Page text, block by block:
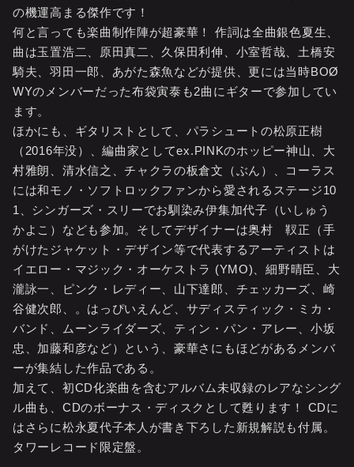
の機運高まる傑作です！
何と言っても楽曲制作陣が超豪華！ 作詞は全曲銀色夏生、
曲は玉置浩二、原田真二、久保田利伸、小室哲哉、土橋安
騎夫、羽田一郎、あがた森魚などが提供、更には当時BOØ
WYのメンバーだった布袋寅泰も2曲にギターで参加してい
ます。
ほかにも、ギタリストとして、パラシュートの松原正樹
（2016年没）、編曲家としてex.PINKのホッピー神山、大
村雅朗、清水信之、チャクラの板倉文（ぶん）、コーラス
には和モノ・ソフトロックファンから愛されるステージ10
1、シンガーズ・スリーでお馴染み伊集加代子（いしゅう
かよこ）なども参加。そしてデザイナーは奥村 靫正（手
がけたジャケット・デザイン等で代表するアーティストは
イエロー・マジック・オーケストラ (YMO)、細野晴臣、大
瀧詠一、ピンク・レディー、山下達郎、チェッカーズ、崎
谷健次郎、。はっぴいえんど、サディスティック・ミカ・
バンド、ムーンライダーズ、ティン・パン・アレー、小坂
忠、加藤和彦など）という、豪華さにもほどがあるメンバ
ーが集結した作品である。
加えて、初CD化楽曲を含むアルバム未収録のレアなシング
ル曲も、CDのボーナス・ディスクとして甦ります！ CDに
はさらに松永夏代子本人が書き下ろした新規解説も付属。
タワーレコード限定盤。